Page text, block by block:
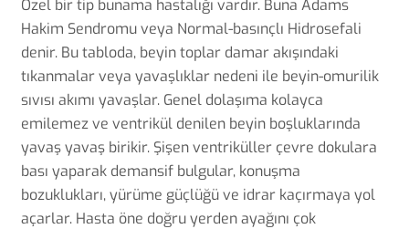
Özel bir tip bunama hastalığı vardır. Buna Adams
Hakim Sendromu veya Normal-basınçlı Hidrosefali
denir. Bu tabloda, beyin toplar damar akışındaki
tıkanmalar veya yavaşlıklar nedeni ile beyin-omurilik
sıvısı akımı yavaşlar. Genel dolaşıma kolayca
emilemez ve ventrikül denilen beyin boşluklarında
yavaş yavaş birikir. Şişen ventriküller çevre dokulara
bası yaparak demansif bulgular, konuşma
bozuklukları, yürüme güçlüğü ve idrar kaçırmaya yol
açarlar. Hasta öne doğru yerden ayağını çok